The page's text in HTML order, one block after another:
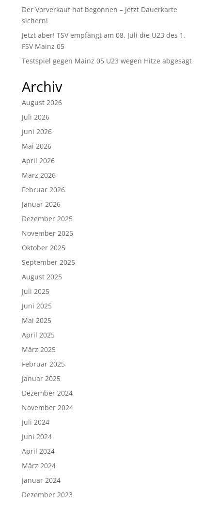
Der Vorverkauf hat begonnen – Jetzt Dauerkarte
sichern!
Jetzt aber! TSV empfängt am 08. Juli die U23 des 1.
FSV Mainz 05
Testspiel gegen Mainz 05 U23 wegen Hitze abgesagt
Archiv
August 2026
Juli 2026
Juni 2026
Mai 2026
April 2026
März 2026
Februar 2026
Januar 2026
Dezember 2025
November 2025
Oktober 2025
September 2025
August 2025
Juli 2025
Juni 2025
Mai 2025
April 2025
März 2025
Februar 2025
Januar 2025
Dezember 2024
November 2024
Juli 2024
Juni 2024
April 2024
März 2024
Januar 2024
Dezember 2023